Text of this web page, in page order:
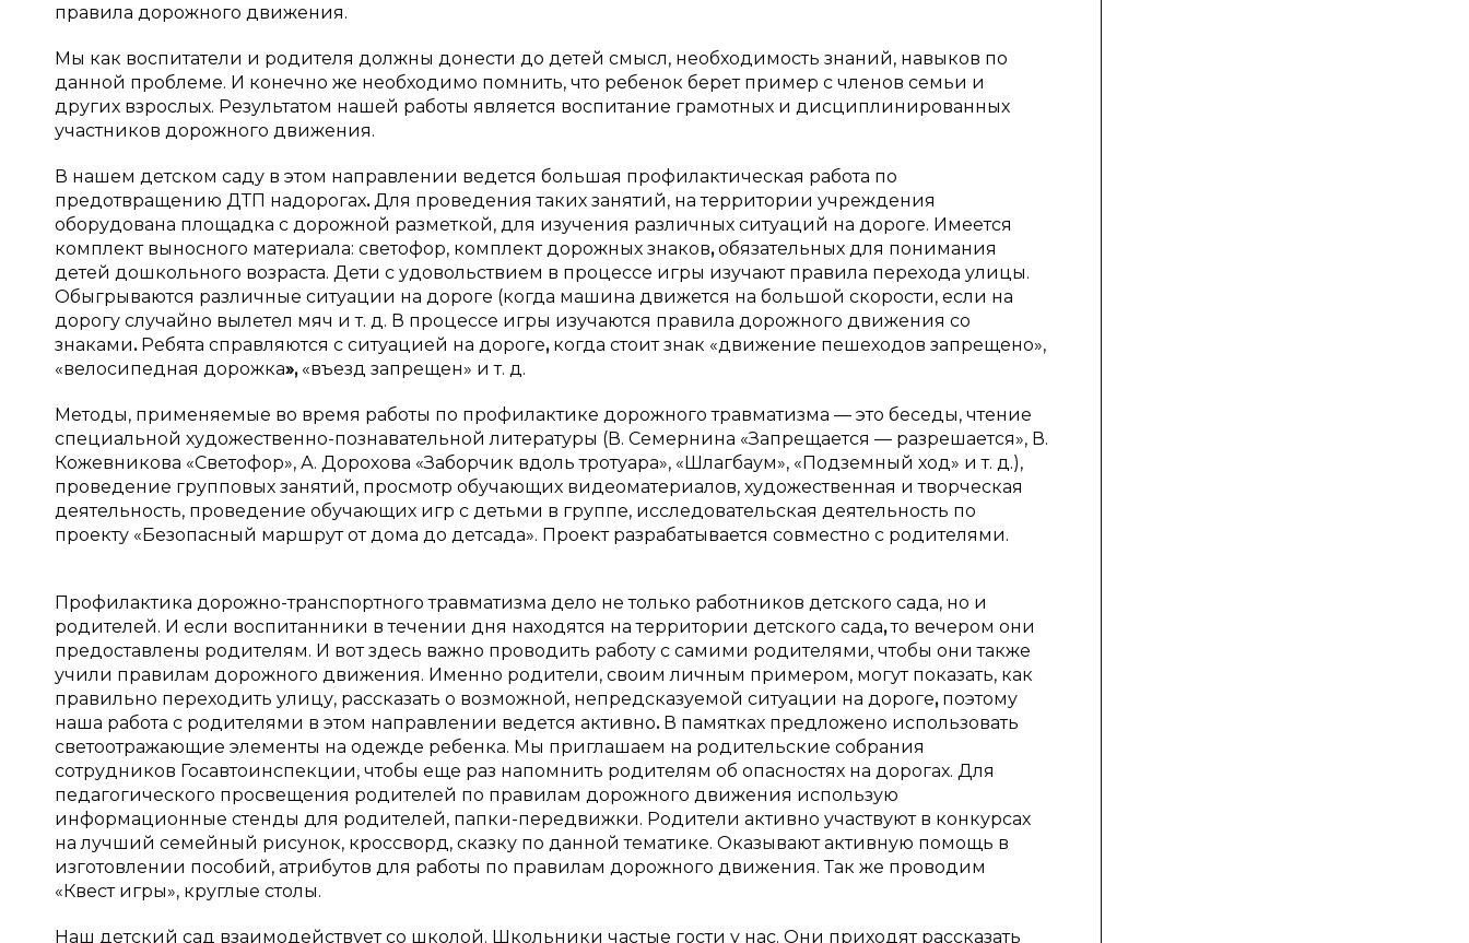
правила дорожного движения.
Мы как воспитатели и родителя должны донести до детей смысл, необходимость знаний, навыков по
данной проблеме. И конечно же необходимо помнить, что ребенок берет пример с членов семьи и
других взрослых. Результатом нашей работы является воспитание грамотных и дисциплинированных
участников дорожного движения.
В нашем детском саду в этом направлении ведется большая профилактическая работа по
предотвращению ДТП надорогах.Для проведения таких занятий, на территории учреждения
оборудована площадка с дорожной разметкой, для изучения различных ситуаций на дороге. Имеется
комплект выносного материала: светофор, комплект дорожных знаков,обязательных для понимания
детей дошкольного возраста. Дети с удовольствием в процессе игры изучают правила перехода улицы.
Обыгрываются различные ситуации на дороге (когда машина движется на большой скорости, если на
дорогу случайно вылетел мяч и т. д. В процессе игры изучаются правила дорожного движения со
знаками.Ребята справляются с ситуацией на дороге,когда стоит знак «движение пешеходов запрещено»,
«велосипедная дорожка»,«въезд запрещен» и т. д.
Методы, применяемые во время работы по профилактике дорожного травматизма — это беседы, чтение
специальной художественно-познавательной литературы (В. Семернина «Запрещается — разрешается», В.
Кожевникова «Светофор», А. Дорохова «Заборчик вдоль тротуара», «Шлагбаум», «Подземный ход» и т. д.),
проведение групповых занятий, просмотр обучающих видеоматериалов, художественная и творческая
деятельность, проведение обучающих игр с детьми в группе, исследовательская деятельность по
проекту «Безопасный маршрут от дома до детсада». Проект разрабатывается совместно с родителями.
Профилактика дорожно-транспортного травматизма дело не только работников детского сада, но и
родителей. И если воспитанники в течении дня находятся на территории детского сада,то вечером они
предоставлены родителям. И вот здесь важно проводить работу с самими родителями, чтобы они также
учили правилам дорожного движения. Именно родители, своим личным примером, могут показать, как
правильно переходить улицу, рассказать о возможной, непредсказуемой ситуации на дороге,поэтому
наша работа с родителями в этом направлении ведется активно.В памятках предложено использовать
светоотражающие элементы на одежде ребенка. Мы приглашаем на родительские собрания
сотрудников Госавтоинспекции, чтобы еще раз напомнить родителям об опасностях на дорогах. Для
педагогического просвещения родителей по правилам дорожного движения использую
информационные стенды для родителей, папки-передвижки. Родители активно участвуют в конкурсах
на лучший семейный рисунок, кроссворд, сказку по данной тематике. Оказывают активную помощь в
изготовлении пособий, атрибутов для работы по правилам дорожного движения. Так же проводим
«Квест игры», круглые столы.
Наш детский сад взаимодействует со школой. Школьники частые гости у нас. Они приходят рассказать